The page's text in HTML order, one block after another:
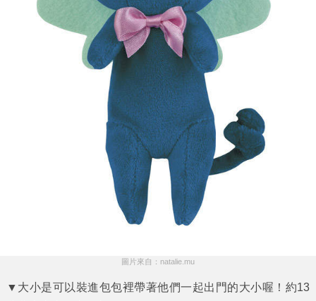
圖片來自：natalie.mu
▼大小是可以裝進包包裡帶著他們一起出門的大小喔！約13